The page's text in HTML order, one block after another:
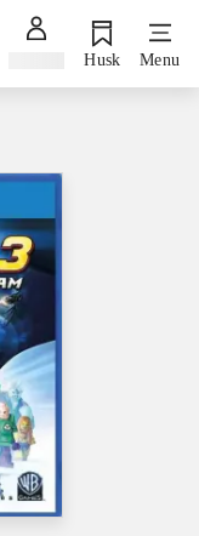
Husk Menu